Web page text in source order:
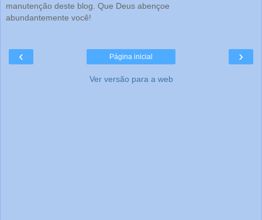
manutenção deste blog. Que Deus abençoe
abundantemente você!
‹ ›
Página inicial
Ver versão para a web